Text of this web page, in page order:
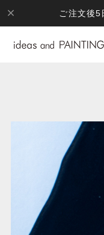
ご注文後5